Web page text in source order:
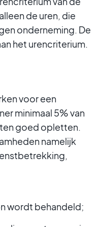
de uren, die
onderneming. De
het urencriterium.
voor een
minimaal 5% van
goed opletten.
namelijk
wordt behandeld;